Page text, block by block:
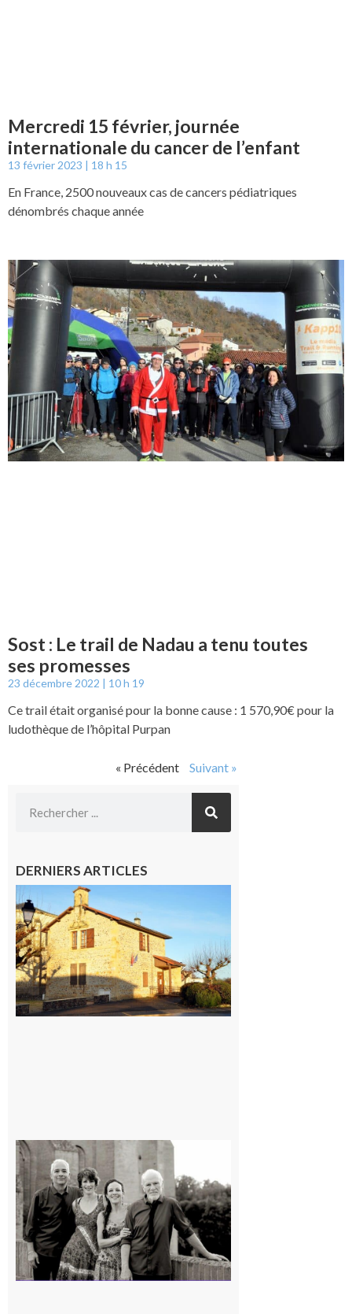
Mercredi 15 février, journée
internationale du cancer de l’enfant
13 février 2023 18 h 15
En France, 2500 nouveaux cas de cancers pédiatriques
dénombrés chaque année
Sost : Le trail de Nadau a tenu toutes
ses promesses
23 décembre 2022 10 h 19
Ce trail était organisé pour la bonne cause : 1 570,90€ pour la
ludothèque de l’hôpital Purpan
« Précédent Suivant »
DERNIERS ARTICLES